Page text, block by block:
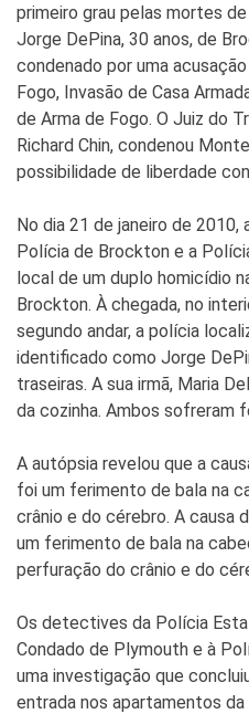
primeiro grau pelas mortes
Jorge DePina, 30 anos, de
condenado por uma
Fogo, Invasão de Casa
de Arma de Fogo. O Juiz do
Richard Chin, condenou
possibilidade de liberdade
No dia 21 de janeiro de 2010,
Polícia de Brockton e a
local de um duplo homicídio
Brockton. À chegada, no
segundo andar, a polícia
identificado como Jorge
traseiras. A sua irmã, Maria
da cozinha. Ambos sofreram
A autópsia revelou que a
foi um ferimento de bala na
crânio e do cérebro. A causa
um ferimento de bala na
perfuração do crânio e do
Os detectives da Polícia
Condado de Plymouth e à
uma investigação que
entrada nos apartamentos